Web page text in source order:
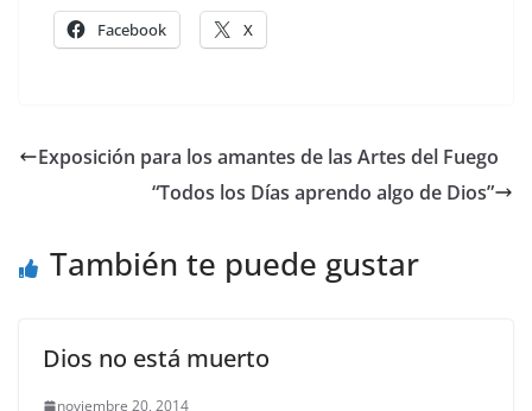
Facebook X
Exposición para los amantes de las Artes del Fuego
“Todos los Días aprendo algo de Dios”
También te puede gustar
Dios no está muerto
noviembre 20, 2014